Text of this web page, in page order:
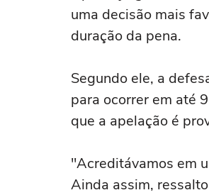
uma decisão mais
duração da pena.
Segundo ele, a
para ocorrer em até
que a apelação é
"Acreditávamos em
Ainda assim,